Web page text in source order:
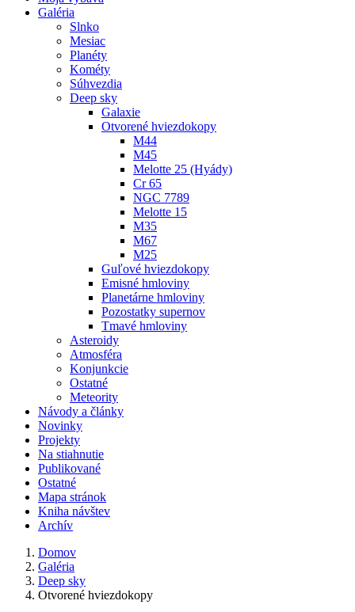
Galéria
Slnko
Mesiac
Planéty
Kométy
Súhvezdia
Deep sky
Galaxie
Otvorené hviezdokopy
M44
M45
Melotte 25 (Hyády)
Cr 65
NGC 7789
Melotte 15
M35
M67
M25
Guľové hviezdokopy
Emisné hmloviny
Planetárne hmloviny
Pozostatky supernov
Tmavé hmloviny
Asteroidy
Atmosféra
Konjunkcie
Ostatné
Meteority
Návody a články
Novinky
Projekty
Na stiahnutie
Publikované
Ostatné
Mapa stránok
Kniha návštev
Archív
Domov
Galéria
Deep sky
Otvorené hviezdokopy